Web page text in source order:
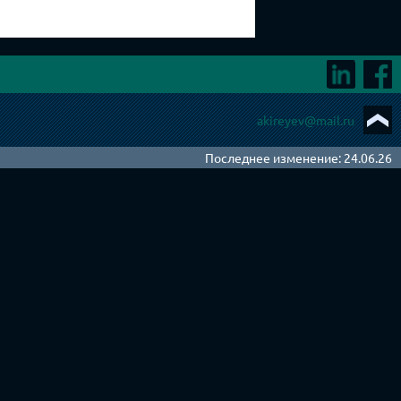
akireyev@mail.ru
Последнее изменение: 24.06.26